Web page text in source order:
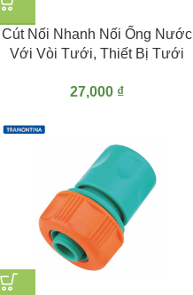
Cút Nối Nhanh Nối Ống Nước
Với Vòi Tưới, Thiết Bị Tưới
27,000 ₫